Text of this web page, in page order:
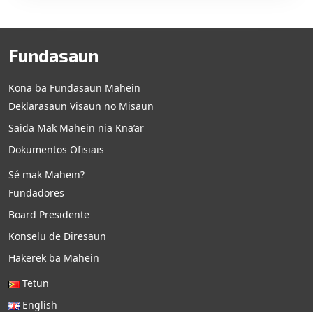
Fundasaun
Kona ba Fundasaun Mahein
Deklarasaun Visaun no Misaun
Saida Mak Mahein nia Kna’ar
Dokumentos Ofisiais
Sé mak Mahein?
Fundadores
Board Presidente
Konselu de Diresaun
Hakerek ba Mahein
Tetun
English